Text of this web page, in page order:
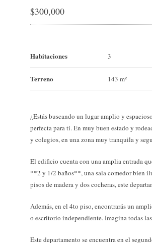
$300,000
Habitaciones 3
Terreno 143 m²
¿Estás buscando un lugar amplio y
perfecta para ti. En muy buen estado y
y colegios, en una zona muy tranquila y
El edificio cuenta con una amplia entrada
**2 y 1/2 baños**, una sala comedor bien
pisos de madera y dos cocheras, este
Además, en el 4to piso, encontrarás un
o escritorio independiente. Imagina todas
Este departamento se encuentra en el